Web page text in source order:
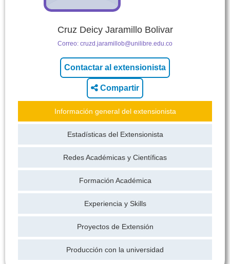
Cruz Deicy Jaramillo Bolivar
Correo: cruzd.jaramillob@unilibre.edu.co
Compartir
Información general del extensionista
Estadísticas del Extensionista
Redes Académicas y Científicas
Formación Académica
Experiencia y Skills
Proyectos de Extensión
Producción con la universidad